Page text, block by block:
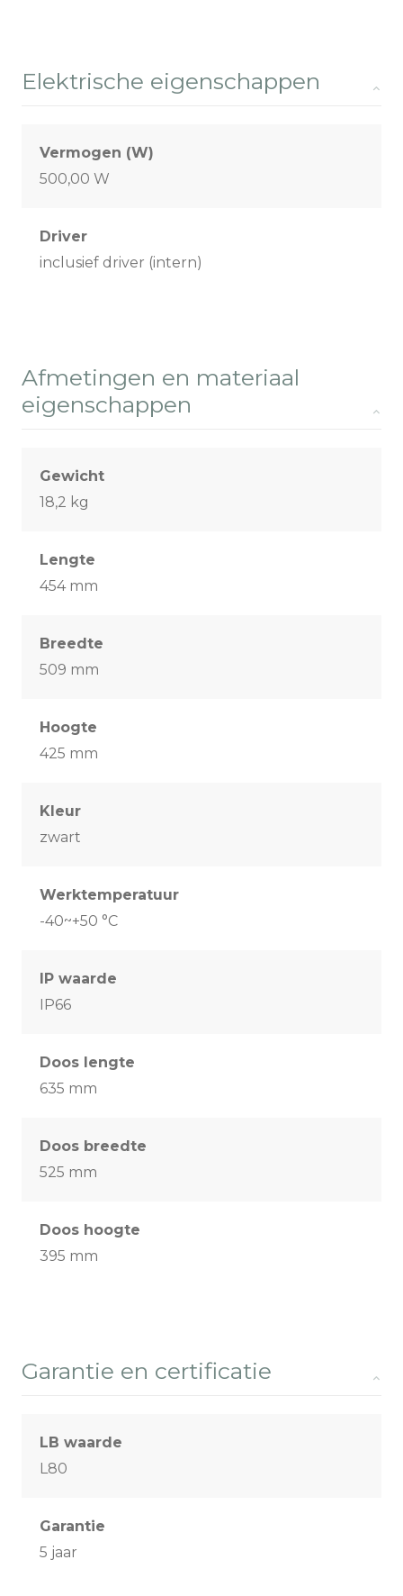
Elektrische eigenschappen
Vermogen (W)
500,00 W
Driver
inclusief driver (intern)
Afmetingen en materiaal
eigenschappen
Gewicht
18,2 kg
Lengte
454 mm
Breedte
509 mm
Hoogte
425 mm
Kleur
zwart
Werktemperatuur
-40~+50 °C
IP waarde
IP66
Doos lengte
635 mm
Doos breedte
525 mm
Doos hoogte
395 mm
Garantie en certificatie
LB waarde
L80
Garantie
5 jaar